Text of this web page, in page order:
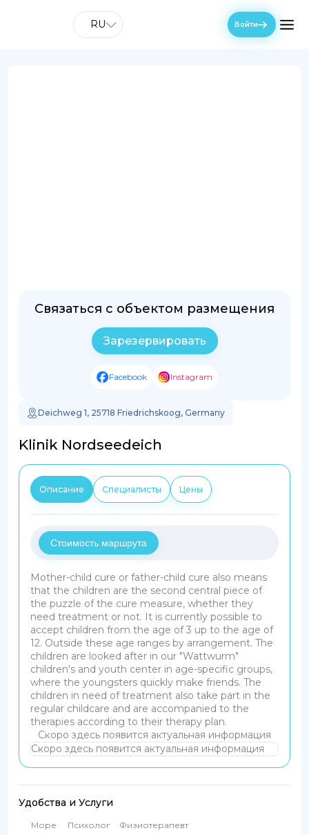
RU Войти
Связаться с объектом размещения
Зарезервировать
Facebook Instagram
Deichweg 1, 25718 Friedrichskoog, Germany
Klinik Nordseedeich
Описание Специалисты Цены
Стоимость маршрута
Mother-child cure or father-child cure also means
that the children are the second central piece of
the puzzle of the cure measure, whether they
need treatment or not. It is currently possible to
accept children from the age of 3 up to the age of
12. Outside these age ranges by arrangement. The
children are looked after in our "Wattwurm"
children's and youth center in age-specific groups,
where the youngsters quickly make friends.The
children in need of treatment also take part in the
regular childcare and are accompanied to the
therapies according to their therapy plan.
Скоро здесь появится актуальная информация
Скоро здесь появится актуальная информация
Удобства и Услуги
Море Психолог Физиотерапевт